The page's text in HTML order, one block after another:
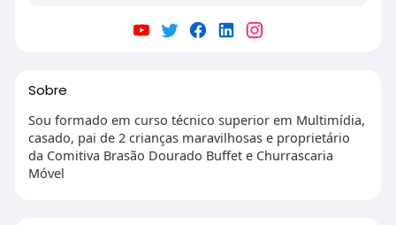
Sobre
Sou formado em curso técnico superior em Multimídia,
casado, pai de 2 crianças maravilhosas e proprietário
da Comitiva Brasão Dourado Buffet e Churrascaria
Móvel